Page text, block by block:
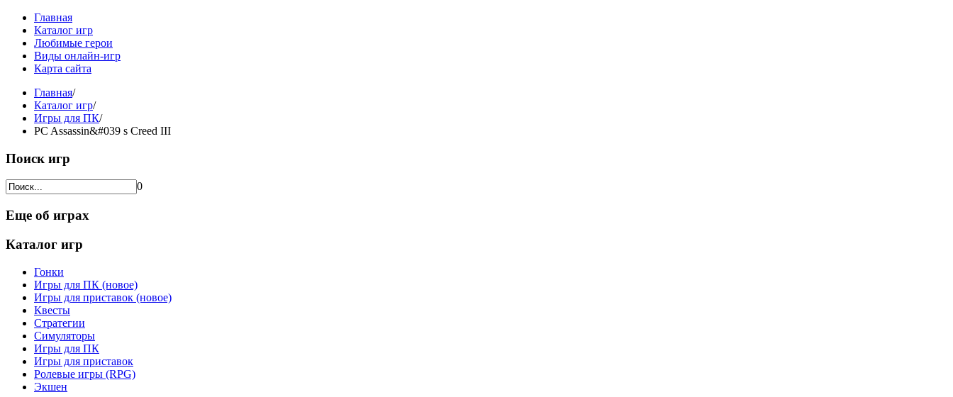
Главная
Каталог игр
Любимые герои
Виды онлайн-игр
Карта сайта
Главная/
Каталог игр/
Игры для ПК/
PC Assassin&#039 s Creed III
Поиск игр
0
Еще об играх
Каталог игр
Гонки
Игры для ПК (новое)
Игры для приставок (новое)
Квесты
Стратегии
Симуляторы
Игры для ПК
Игры для приставок
Ролевые игры (RPG)
Экшен